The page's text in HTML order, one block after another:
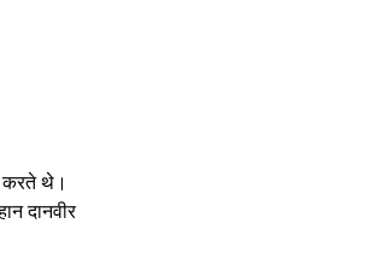
करते थे।
दानवीर